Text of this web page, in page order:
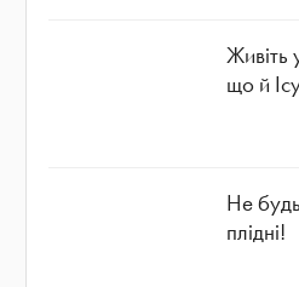
Живіть
що й
Не
плідні!